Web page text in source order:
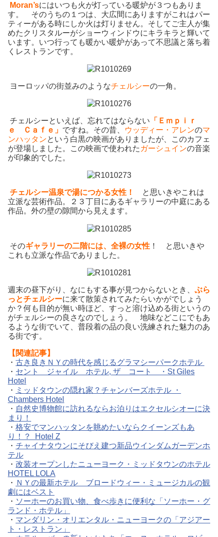
Moran’sにはいつも火が灯っている暖炉が３つもありま
す。 そのうちの１つは、大広間にありますがこれはパー
ティーがある時にしか火は灯りません。そしてご主人が集
めたクリスタルーがショーウィンドウにキラキラと輝いて
います。いつ行っても暖かい暖炉があって不思議と落ち着
くレストランです。
ヨーロッパの街並みのようなチェルシーの一角。
チェルシーといえば、忘れてはならない 「Ｅｍｐｉｒ
ｅ Ｃａｆｅ」 ですね。その昔、 ウッディー・アレンのマ
ンハッタンという白黒の映画がありましたが、このカフェ
が登場しました。この映画で使われた ガーシュインの音楽
が印象的でした。
チェルシー温泉で湯につかる女性！
と思いきやこれは
立派な芸術作品。２３丁目にあるギャラリーの中庭にある
作品。外の壁の隙間から見えます。
そのギャラリーの二階には、全裸の女性 ！ と思いきや
これも立派な作品でありました。
週末の昼下がり、なにもする事が見つからないとき、 ぶら
っとチェルシーに来て散策されてみたらいかがでしょう
か？何も目的が無い時ほど、すっと溶け込める街というの
がチェルシーの良さなのでしょう。 地味などこにでもあ
るような街でいて、普段着の品の良い洗練された魅力のあ
る街です。
【関連記事】
・ 古き良きＮＹの時代を感じるグラマシーパークホテル
・ セント ジャイル ホテル, ザ コート ・St Giles
Hotel
・ ミッドタウンの隠れ家？チャンバーズホテル ・
Chambers Hotel
・ 自然史博物館に訪れるならお泊りはエクセルシオーに決
まり！
・ 格安でマンハッタンを眺めたいならクイーンズもあ
り！？ Hotel Z
・ チャイナタウンにそびえ建つ新品ウインダムガーデンホ
テル
・ 改装オープンしたニューヨーク・ミッドタウンのホテル
HOTEL LOLA
・ ＮＹの最新ホテル ブロードウィー・ミュージカルの観
劇にはベスト
・ ソーホーのお買い物、食べ歩きに便利な「ソーホー・グ
ランド・ホテル」
・ マンダリン・オリエンタル・ニューヨークの「アジアー
ト・レストラン」